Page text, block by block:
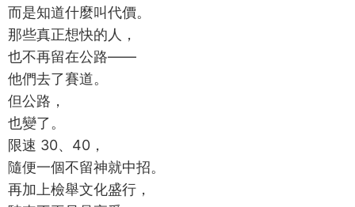
而是知道什麼叫代價。
那些真正想快的人，
也不再留在公路——
他們去了賽道。
但公路，
也變了。
限速 30、40，
隨便一個不留神就中招。
再加上檢舉文化盛行，